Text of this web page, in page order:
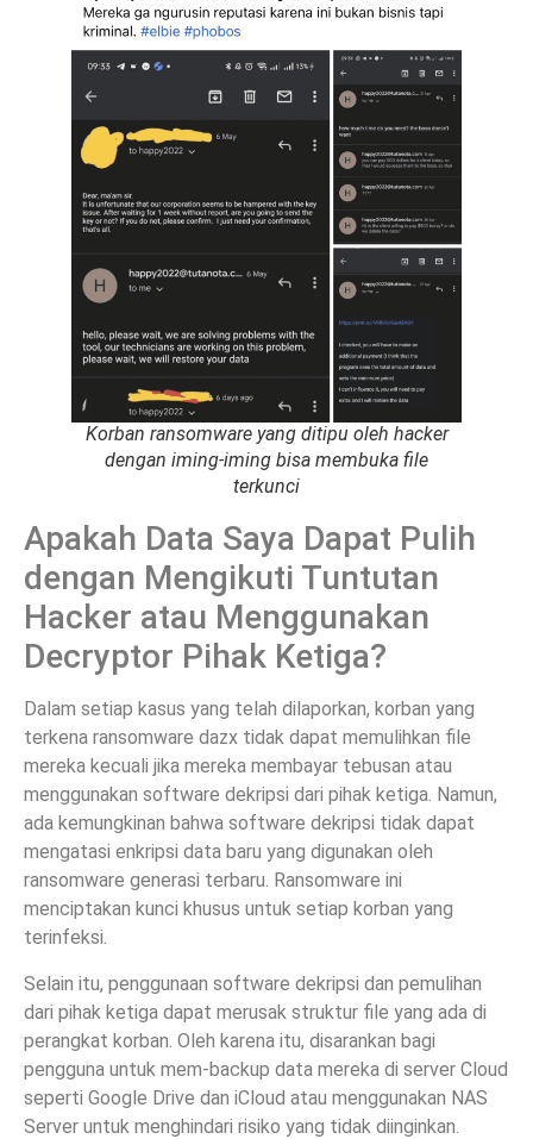
Korban ransomware yang ditipu oleh hacker
dengan iming-iming bisa membuka file
terkunci
Apakah Data Saya Dapat Pulih
dengan Mengikuti Tuntutan
Hacker atau Menggunakan
Decryptor Pihak Ketiga?
Dalam setiap kasus yang telah dilaporkan, korban yang
terkena ransomware dazx tidak dapat memulihkan file
mereka kecuali jika mereka membayar tebusan atau
menggunakan software dekripsi dari pihak ketiga. Namun,
ada kemungkinan bahwa software dekripsi tidak dapat
mengatasi enkripsi data baru yang digunakan oleh
ransomware generasi terbaru. Ransomware ini
menciptakan kunci khusus untuk setiap korban yang
terinfeksi.
Selain itu, penggunaan software dekripsi dan pemulihan
dari pihak ketiga dapat merusak struktur file yang ada di
perangkat korban. Oleh karena itu, disarankan bagi
pengguna untuk mem-backup data mereka di server Cloud
seperti Google Drive dan iCloud atau menggunakan NAS
Server untuk menghindari risiko yang tidak diinginkan.